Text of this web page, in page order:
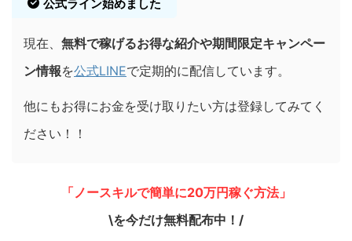
公式ライン始めました
現在、 無料で稼げるお得な紹介や期間限定キャンペー
ン情報を公式LINEで定期的に配信しています。
他にもお得にお金を受け取りたい方は登録してみてく
ださい！！
「ノースキルで簡単に20万円稼ぐ方法」
\を今だけ無料配布中！/